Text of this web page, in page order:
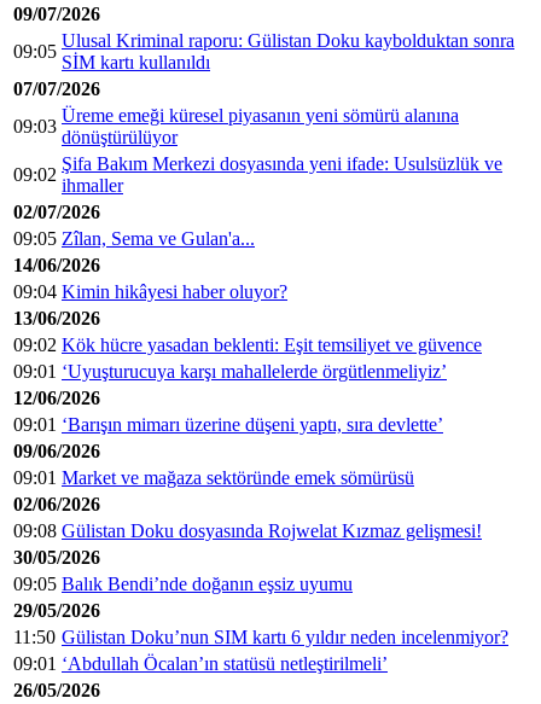
09/07/2026
09:05
Ulusal Kriminal raporu: Gülistan Doku kaybolduktan sonra
SİM kartı kullanıldı
07/07/2026
09:03
Üreme emeği küresel piyasanın yeni sömürü alanına
dönüştürülüyor
09:02
Şifa Bakım Merkezi dosyasında yeni ifade: Usulsüzlük ve
ihmaller
02/07/2026
09:05 Zîlan, Sema ve Gulan'a...
14/06/2026
09:04 Kimin hikâyesi haber oluyor?
13/06/2026
09:02 Kök hücre yasadan beklenti: Eşit temsiliyet ve güvence
09:01 ‘Uyuşturucuya karşı mahallelerde örgütlenmeliyiz’
12/06/2026
09:01 ‘Barışın mimarı üzerine düşeni yaptı, sıra devlette’
09/06/2026
09:01 Market ve mağaza sektöründe emek sömürüsü
02/06/2026
09:08 Gülistan Doku dosyasında Rojwelat Kızmaz gelişmesi!
30/05/2026
09:05 Balık Bendi’nde doğanın eşsiz uyumu
29/05/2026
11:50 Gülistan Doku’nun SIM kartı 6 yıldır neden incelenmiyor?
09:01 ‘Abdullah Öcalan’ın statüsü netleştirilmeli’
26/05/2026